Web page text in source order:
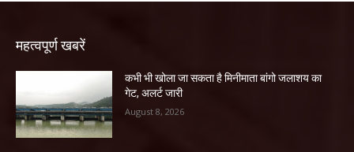
महत्वपूर्ण खबरें
कभी भी खोला जा सकता है मिनीमाता बांगो जलाशय का
गेट, अलर्ट जारी
August 8, 2026